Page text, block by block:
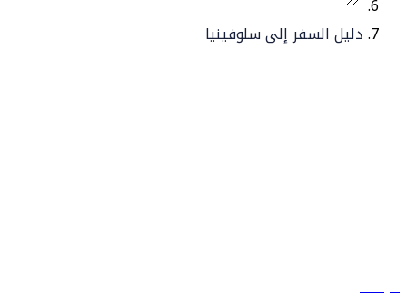
دليل السفر إلى سلوفينيا
سياساتنا